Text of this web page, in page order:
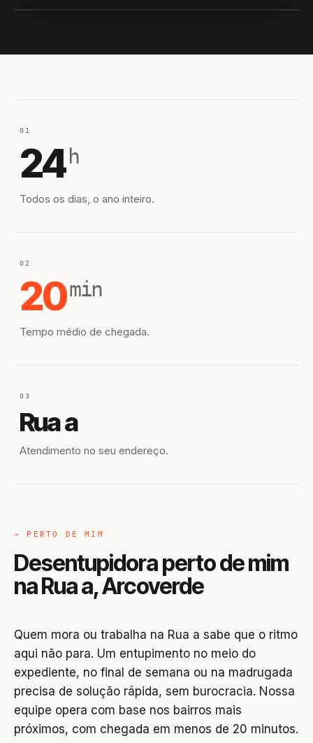
01
24 h
Todos os dias, o ano inteiro.
02
20min
Tempo médio de chegada.
03
Rua a
Atendimento no seu endereço.
→ PERTO DE MIM
Desentupidora perto de mim
na Rua a, Arcoverde
Quem mora ou trabalha na Rua a sabe que o ritmo
aqui não para. Um entupimento no meio do
expediente, no final de semana ou na madrugada
precisa de solução rápida, sem burocracia. Nossa
equipe opera com base nos bairros mais
próximos, com chegada em menos de 20 minutos.